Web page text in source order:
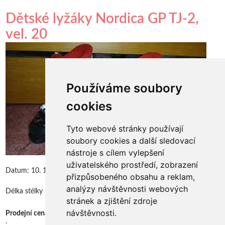
Používáme soubory
cookies
Tyto webové stránky používají
soubory cookies a další sledovací
nástroje s cílem vylepšení
uživatelského prostředí, zobrazení
přizpůsobeného obsahu a reklam,
analýzy návštěvnosti webových
stránek a zjištění zdroje
návštěvnosti.
Dětské lyžáky Nordica GP TJ-2,
vel. 20
Datum: 10. 11. 2025
Délka stélky 20cm
Prodejní cena 500 Kč